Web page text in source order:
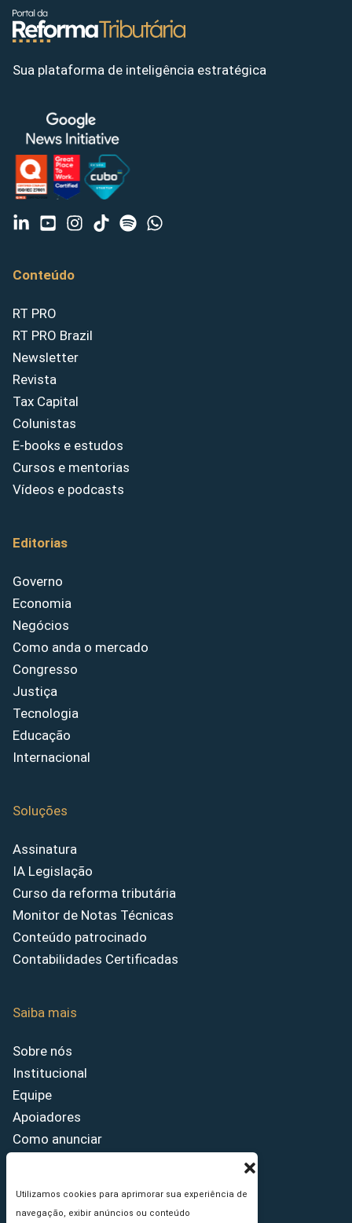
Utilizamos cookies para aprimorar sua experiência de
navegação, exibir anúncios ou conteúdo
Sua plataforma de inteligência estratégica
Conteúdo
RT PRO
RT PRO Brazil
Newsletter
Revista
Tax Capital
Colunistas
E-books e estudos
Cursos e mentorias
Vídeos e podcasts
Editorias
Governo
Economia
Negócios
Como anda o mercado
Congresso
Justiça
Tecnologia
Educação
Internacional
Soluções
Assinatura
IA Legislação
Curso da reforma tributária
Monitor de Notas Técnicas
Conteúdo patrocinado
Contabilidades Certificadas
Saiba mais
Sobre nós
Institucional
Equipe
Apoiadores
Como anunciar